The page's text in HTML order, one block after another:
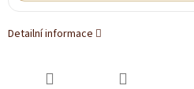
Detailní informace